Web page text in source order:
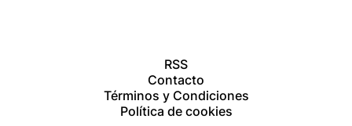
RSS
Contacto
Términos y Condiciones
Política de cookies